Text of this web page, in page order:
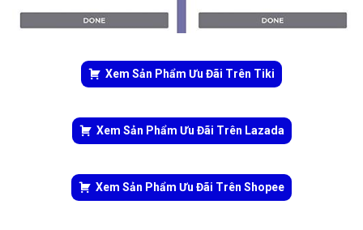
Xem Sản Phẩm Ưu Đãi Trên Tiki
Xem Sản Phẩm Ưu Đãi Trên Lazada
Xem Sản Phẩm Ưu Đãi Trên Shopee